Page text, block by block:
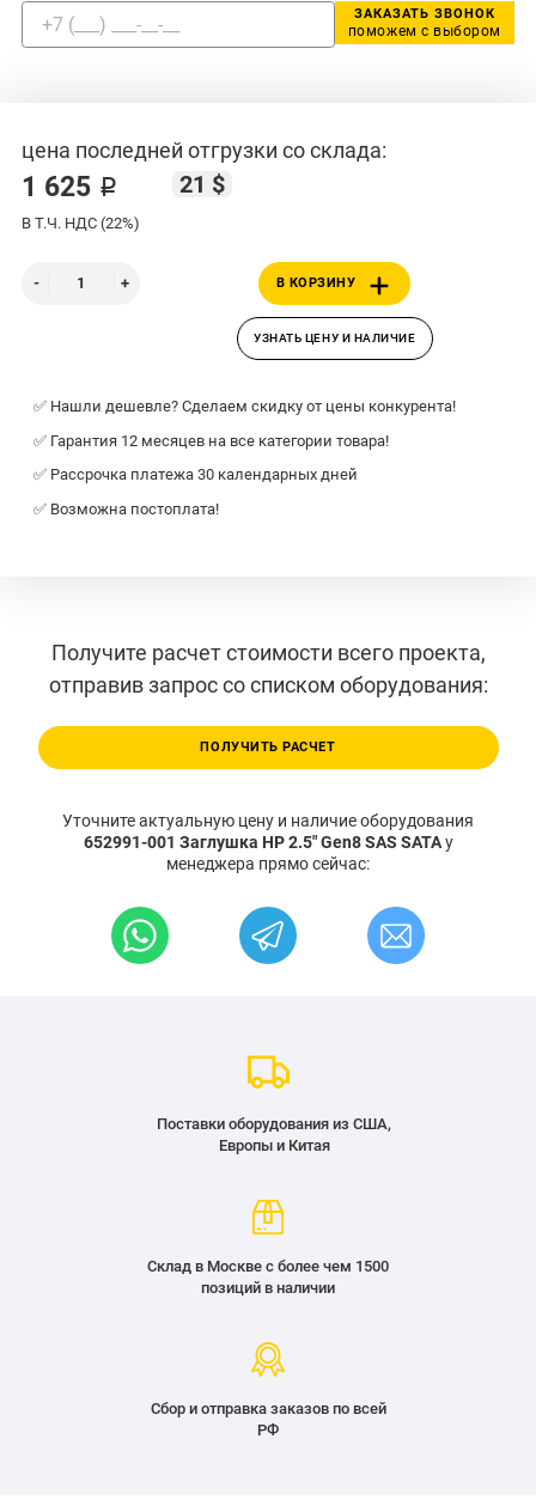
ЗАКАЗАТЬ ЗВОНОК
поможем с выбором
цена последней отгрузки со склада:
1 625 ₽ 21 $
В Т.Ч. НДС (22%)
В КОРЗИНУ
УЗНАТЬ ЦЕНУ И НАЛИЧИЕ
✅ Нашли дешевле? Сделаем скидку от цены конкурента!
✅ Гарантия 12 месяцев на все категории товара!
✅ Рассрочка платежа 30 календарных дней
✅ Возможна постоплата!
Получите расчет стоимости всего проекта,
отправив запрос со списком оборудования:
ПОЛУЧИТЬ РАСЧЕТ
Уточните актуальную цену и наличие оборудования
652991-001 Заглушка HP 2.5" Gen8 SAS SATAу
менеджера прямо сейчас:
Поставки оборудования из США,
Европы и Китая
Склад в Москве с более чем 1500
позиций в наличии
Сбор и отправка заказов по всей
РФ